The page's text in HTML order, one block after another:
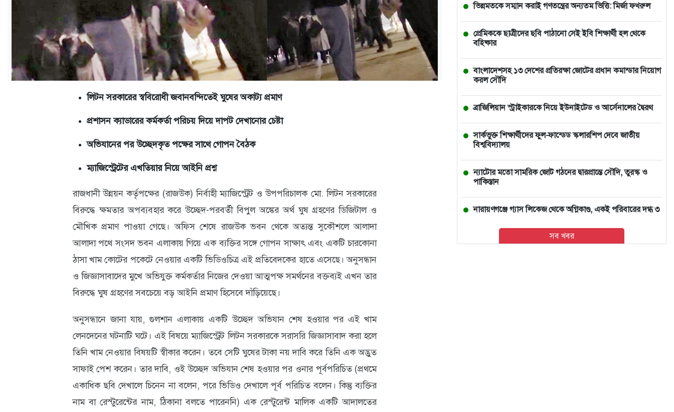
ক্যারিয়ার
তথ্যপ্রযুক্তি
লাইফস্টাইল
লিটন সরকারের স্ববিরোধী জবানবন্দিতেই ঘুষের অকাট্য প্রমাণ
প্রশাসন ক্যাডারের কর্মকর্তা পরিচয় দিয়ে দাপট দেখানোর চেষ্টা
অভিযানের পর উচ্ছেদকৃত পক্ষের সাথে গোপন বৈঠক
ম্যাজিস্ট্রেটের এখতিয়ার নিয়ে আইনি প্রশ্ন
রাজধানী উন্নয়ন কর্তৃপক্ষের (রাজউক) নির্বাহী ম্যাজিস্ট্রেট ও উপপরিচালক মো. লিটন সরকারের
বিরুদ্ধে ক্ষমতার অপব্যবহার করে উচ্ছেদ-পরবর্তী বিপুল অঙ্কের অর্থ ঘুষ গ্রহণের ডিজিটাল ও
মৌখিক প্রমাণ পাওয়া গেছে। অফিস শেষে রাজউক ভবন থেকে অত্যন্ত সুকৌশলে আলাদা
আলাদা পথে সংসদ ভবন এলাকায় গিয়ে এক ব্যক্তির সঙ্গে গোপন সাক্ষাৎ এবং একটি চারকোনা
ঠাসা খাম কোটের পকেটে নেওয়ার একটি ভিডিওচিত্র এই প্রতিবেদকের হাতে এসেছে। অনুসন্ধান
ও জিজ্ঞাসাবাদের মুখে অভিযুক্ত কর্মকর্তার নিজের দেওয়া আত্মপক্ষ সমর্থনের বক্তব্যই এখন তার
বিরুদ্ধে ঘুষ গ্রহণের সবচেয়ে বড় আইনি প্রমাণ হিসেবে দাঁড়িয়েছে।
অনুসন্ধানে জানা যায়, গুলশান এলাকায় একটি উচ্ছেদ অভিযান শেষ হওয়ার পর এই খাম
লেনদেনের ঘটনাটি ঘটে। এই বিষয়ে ম্যাজিস্ট্রেট লিটন সরকারকে সরাসরি জিজ্ঞাসাবাদ করা হলে
তিনি খাম নেওয়ার বিষয়টি স্বীকার করেন। তবে সেটি ঘুষের টাকা নয় দাবি করে তিনি এক অদ্ভুত
সাফাই পেশ করেন। তার দাবি, ওই উচ্ছেদ অভিযান শেষ হওয়ার পর ওনার পূর্বপরিচিত (প্রথমে
একাধিক ছবি দেখালে চিনেন না বলেন, পরে ভিডিও দেখালে পূর্ব পরিচিত বলেন। কিন্তু ব্যক্তির
নাম বা রেস্টুরেন্টের নাম, ঠিকানা বলতে পারেননি) এক রেস্টুরেন্ট মালিক একটি আদালতের
ভিন্নমতকে সম্মান করাই গণতন্ত্রের অন্যতম ভিত্তি: মির্জা ফখরুল
প্রেমিককে ছাত্রীদের ছবি পাঠানো সেই ইবি শিক্ষার্থী হল থেকে
বহিষ্কার
বাংলাদেশসহ ১৩ দেশের প্রতিরক্ষা জোটের প্রধান কমান্ডার নিয়োগ
করল সৌদি
ব্রাজিলিয়ান স্ট্রাইকারকে নিয়ে ইউনাইটেড ও আর্সেনালের দ্বৈরথ
সার্কভুক্ত শিক্ষার্থীদের ফুল-ফান্ডেড স্কলারশিপ দেবে জাতীয়
বিশ্ববিদ্যালয়
ন্যাটোর মতো সামরিক জোট গঠনের দ্বারপ্রান্তে সৌদি, তুরস্ক ও
পাকিস্তান
নারায়ণগঞ্জে গ্যাস লিকেজ থেকে অগ্নিকাণ্ড, একই পরিবারের দগ্ধ ৩
আমিও বিশ্বাস করতে চাই তিনি ডিসেম্বরেই আসবেন: আইনমন্ত্রী
সব খবর